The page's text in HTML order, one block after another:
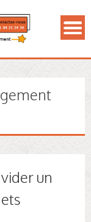
un